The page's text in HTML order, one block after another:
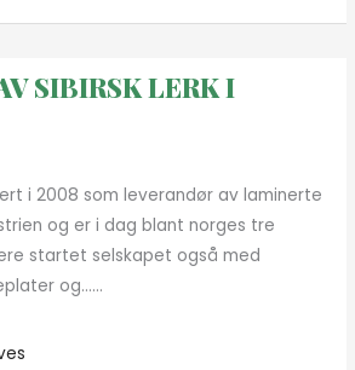
SIBIRSK LERK I
i 2008 som leverandør av laminerte
og er i dag blant norges tre
startet selskapet også med
og…...